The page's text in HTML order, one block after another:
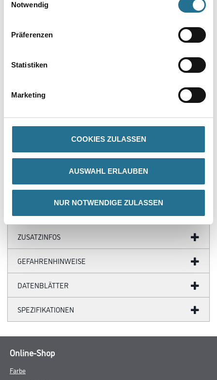
Notwendig
Präferenzen
Statistiken
Marketing
COOKIES ZULASSEN
AUSWAHL ERLAUBEN
NUR NOTWENDIGE ZULASSEN
PRODUKTEIGENSCHAFTEN
- Edelkratzputz auf WARM-WAND Systemen
- Edelkratzputz auf wasserabweisenden Unterputzen wie Super
Lupp, Lup 222 und UP 210
- Edelkratzputz auf Wärmedämmputz DP 007
ZUSATZINFOS
GEFAHRENHINWEISE
DATENBLÄTTER
SPEZIFIKATIONEN
Online-Shop
Farbe